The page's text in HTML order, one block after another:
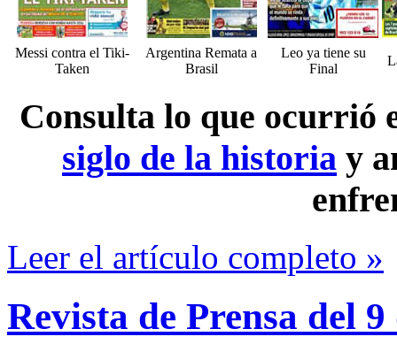
Messi contra el Tiki-
Taken
Argentina Remata a
Brasil
Leo ya tiene su
Final
Consulta lo que ocurrió
siglo de la historia y
Leer el artículo completo »
Revista de Prensa del